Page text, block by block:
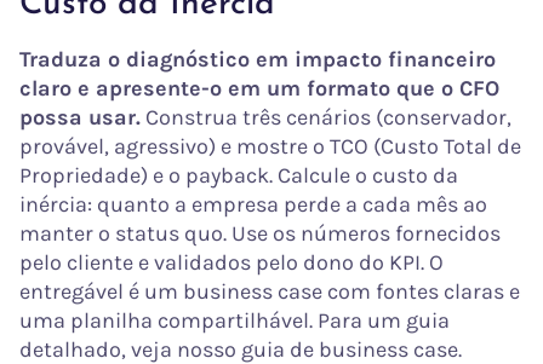
Traduza o diagnóstico em impacto financeiro
claro e apresente-o em um formato que o CFO
possa usar. Construa três cenários (conservador,
provável, agressivo) e mostre o TCO (Custo Total de
Propriedade) e o payback. Calcule o custo da
inércia: quanto a empresa perde a cada mês ao
manter o status quo. Use os números fornecidos
pelo cliente e validados pelo dono do KPI. O
entregável é um business case com fontes claras e
uma planilha compartilhável. Para um guia
detalhado, veja nosso guia de business case.